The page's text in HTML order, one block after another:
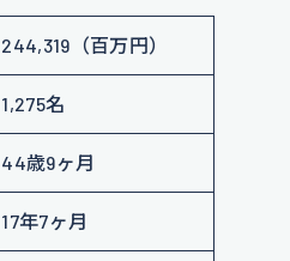
244,319（百万円）
1,275名
44歳9ヶ月
17年7ヶ月